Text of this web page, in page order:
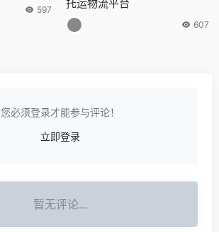
597
托运物流平台
607
您必须登录才能参与评论！
立即登录
暂无评论...